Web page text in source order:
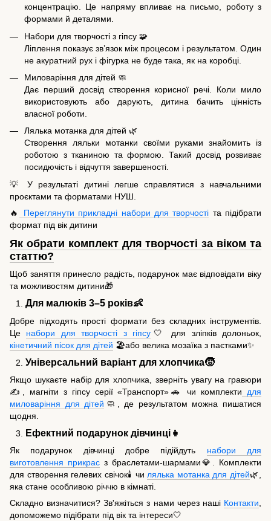
концентрацію. Це напряму впливає на письмо, роботу з
формами й деталями.
Набори для творчості з гіпсу 🧩
Ліплення показує зв’язок між процесом і результатом. Один
не акуратний рух і фігурка не буде така, як на коробці.
Миловаріння для дітей 🧼
Дає перший досвід створення корисної речі. Коли мило
використовують або дарують, дитина бачить цінність
власної роботи.
Лялька мотанка для дітей 🌿
Створення ляльки мотанки своїми руками знайомить із
роботою з тканиною та формою. Такий досвід розвиває
посидючість і відчуття завершеності.
💡 У результаті дитині легше справлятися з навчальними
проєктами та форматами НУШ.
🔥
Переглянути прикладні набори для творчості та підібрати
формат під вік дитини
Як обрати комплект для творчості за віком та
статтю?
Щоб заняття принесло радість, подарунок має відповідати віку
та можливостям дитини🎁
Для малюків 3–5 років👶
Добре підходять прості формати без складних інструментів.
Це набори для творчості з гіпсу 🤍 для зліпків долоньок,
кінетичний пісок для дітей 🏖️або велика мозаїка з паєтками✨
Універсальний варіант для хлопчика🧒
Якщо шукаєте набір для хлопчика, зверніть увагу на гравюри
✍️, магніти з гіпсу серії «Транспорт»🚗 чи комплекти для
миловаріння для дітей 🧼, де результатом можна пишатися
щодня.
Ефектний подарунок дівчинці👧
Як подарунок дівчинці добре підійдуть набори для
виготовлення прикрасз браслетами-шармами💎. Комплекти
для створення гелевих свічок🕯️ чилялька мотанка для дітей🌿,
яка стане особливою річчю в кімнаті.
Складно визначитися? Зв'яжіться з нами через наші Контакти,
допоможемо підібрати під вік та інтереси🤍